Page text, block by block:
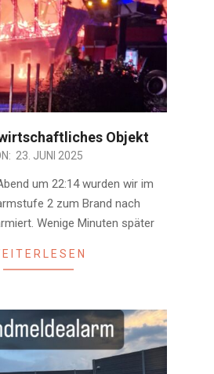
Objekt
23. JUNI 2025
um 22:14 wurden wir im
2 zum Brand nach
Wenige Minuten später